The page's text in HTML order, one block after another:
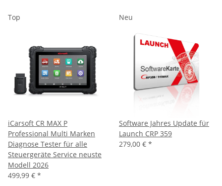
Top
iCarsoft CR MAX P
Professional Multi Marken
Diagnose Tester für alle
Steuergeräte Service neuste
Modell 2026
499,99 € *
Neu
Software Jahres Update für
Launch CRP 359
279,00 € *